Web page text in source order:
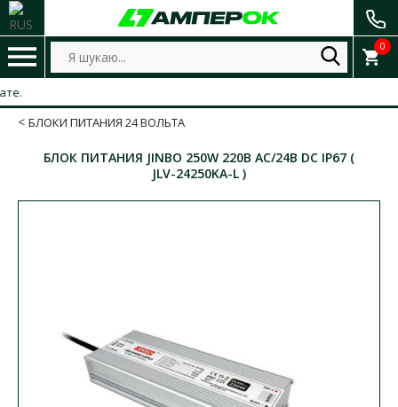
0
БЛОКИ ПИТАНИЯ 24 ВОЛЬТА
БЛОК ПИТАНИЯ JINBO 250W 220В AC/24В DC IP67 (
JLV-24250KA-L )